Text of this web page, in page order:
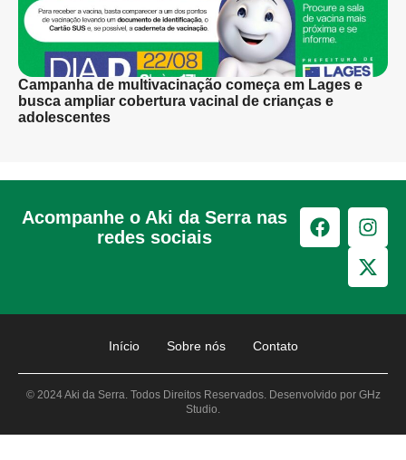
Campanha de multivacinação começa em Lages e
busca ampliar cobertura vacinal de crianças e
adolescentes
Acompanhe o Aki da Serra nas
redes sociais
Início Sobre nós Contato
© 2024 Aki da Serra. Todos Direitos Reservados. Desenvolvido por GHz
Studio.